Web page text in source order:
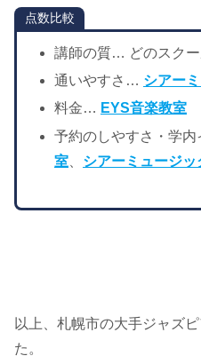
点数比較
講師の質… どのスク
通いやすさ… シアー
料金… EYS音楽教室
予約のしやすさ・学
室、 シアーミュージッ
以上、札幌市の大手ジャズ
た。